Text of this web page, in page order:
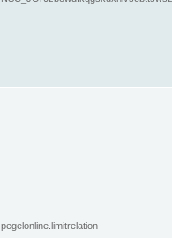
pegelonline.limitrelation